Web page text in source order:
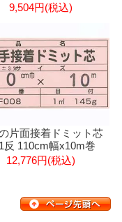
9,504円(税込)
片面接着ドミット芯
反 110cm幅x10m巻
12,776円(税込)